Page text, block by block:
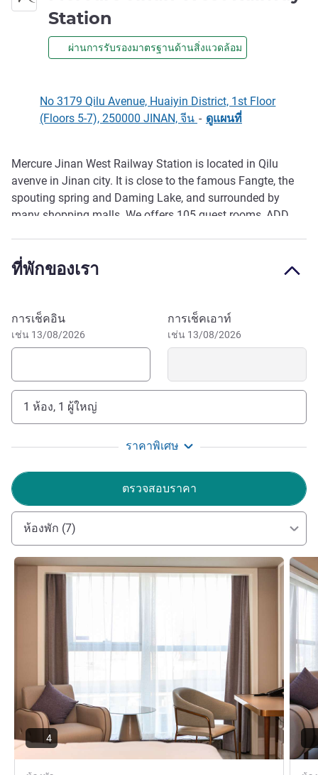
Station
ผ่านการรับรองมาตรฐานด้านสิ่งแวดล้อม
No 3179 Qilu Avenue, Huaiyin District, 1st Floor
(Floors 5-7), 250000 JINAN, จีน - ดูแผนที่
รายละเอียด
Mercure Jinan West Railway Station is located in Qilu
avenve in Jinan city. It is close to the famous Fangte, the
spouting spring and Daming Lake, and surrounded by
many shopping malls. We offers 105 guest rooms, ADD
guests. Our hotel is ideal for guests looking for great
ที่พักของเรา
จองโรงแรมนี้
การเช็คอิน
เช่น 13/08/2026
การเช็คเอาท์
เช่น 13/08/2026
1 ห้อง, 1 ผู้ใหญ่
ราคาพิเศษ
ตรวจสอบราคา
ห้องพัก (7)
ดูรายละเอียด
4
ดูราย